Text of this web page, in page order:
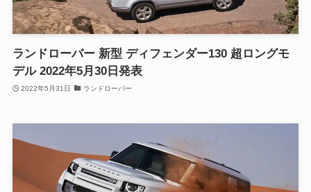
ランドローバー 新型 ディフェンダー130 超ロングモ
デル 2022年5月30日発表
2022年5月31日 ランドローバー